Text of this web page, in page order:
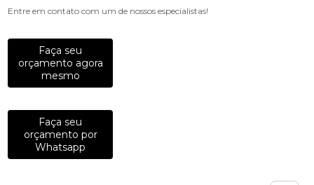
Entre em contato com um de nossos especialistas!
Faça seu
orçamento agora
mesmo
Faça seu
orçamento por
Whatsapp